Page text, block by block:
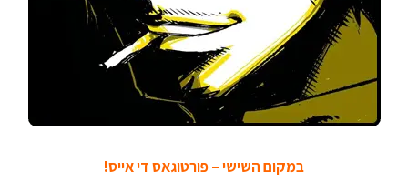
במקום השישי – פורטוגאס די אייס!